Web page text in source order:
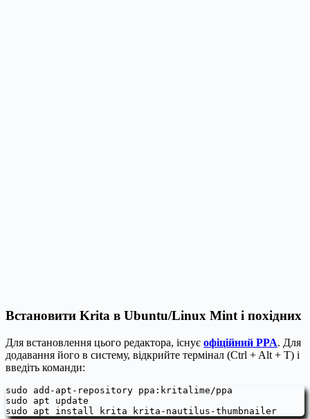
Встановити Krita в Ubuntu/Linux Mint і похідних
Для встановлення цього редактора, існує офіційний PPA. Для
додавання його в систему, відкрийте термінал (Ctrl + Alt + T) і
введіть команди:
sudo add-apt-repository ppa:kritalime/ppa
sudo apt update
sudo apt install krita krita-nautilus-thumbnailer